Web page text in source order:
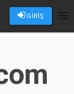
GİRİŞ